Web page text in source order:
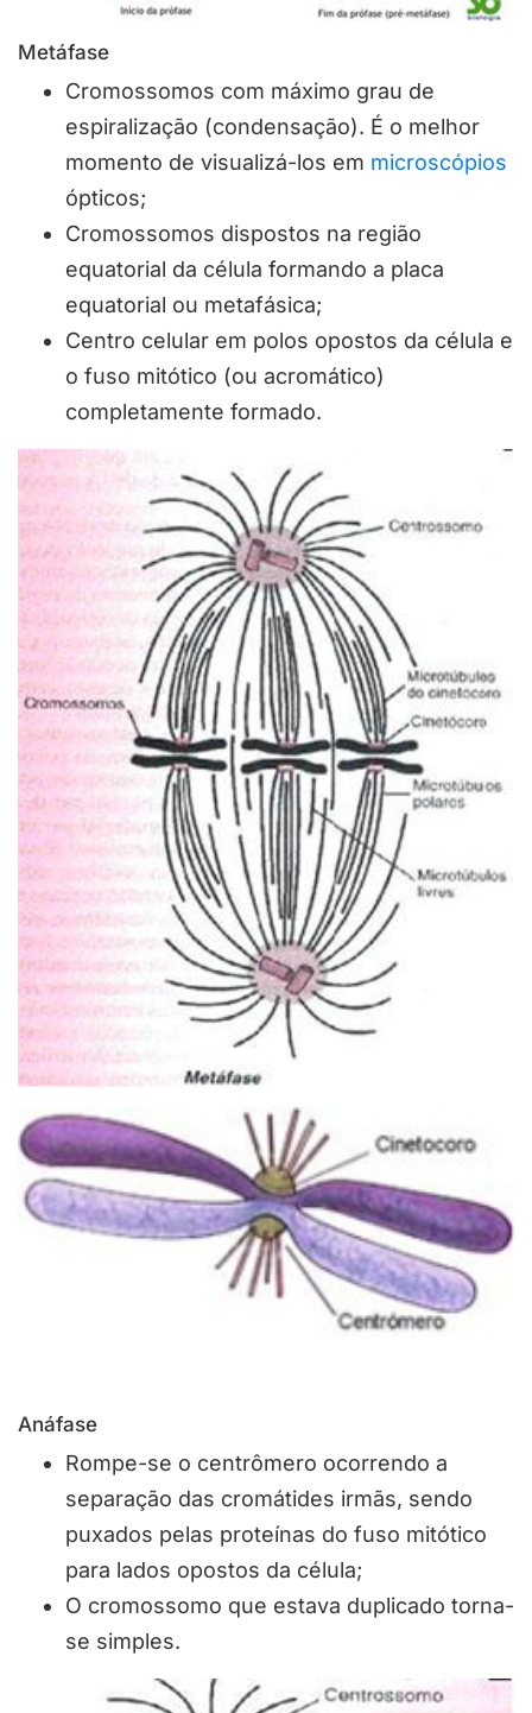
Metáfase
Cromossomos com máximo grau de
espiralização (condensação). É o melhor
momento de visualizá-los em microscópios
ópticos;
Cromossomos dispostos na região
equatorial da célula formando a placa
equatorial ou metafásica;
Centro celular em polos opostos da célula e
o fuso mitótico (ou acromático)
completamente formado.
Anáfase
Rompe-se o centrômero ocorrendo a
separação das cromátides irmãs, sendo
puxados pelas proteínas do fuso mitótico
para lados opostos da célula;
O cromossomo que estava duplicado torna-
se simples.